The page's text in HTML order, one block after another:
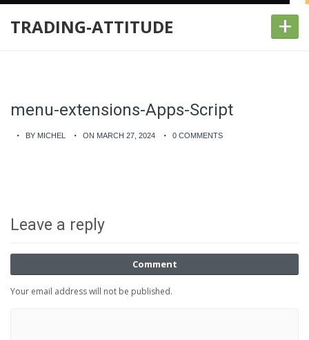
TRADING-ATTITUDE +
menu-extensions-Apps-Script
BY MICHEL ON MARCH 27, 2024 0 COMMENTS
Leave a reply
Comment
Your email address will not be published.